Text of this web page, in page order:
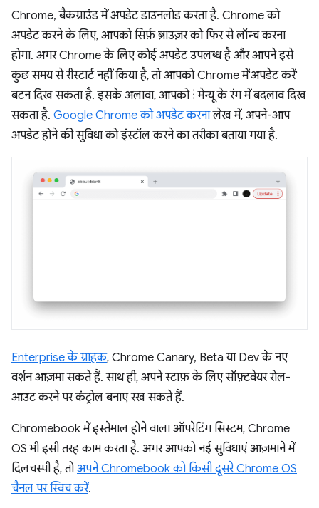
Chrome, बैकग्राउंड में अपडेट डाउनलोड करता है. Chrome को
अपडेट करने के लिए, आपको सिर्फ़ ब्राउज़र को फिर से लॉन्च करना
होगा. अगर Chrome के लिए कोई अपडेट उपलब्ध है और आपने इसे
कुछ समय से रीस्टार्ट नहीं किया है, तो आपको Chrome में'अपडेट करें'
बटन दिख सकता है. इसके अलावा, आपको ⋮ मेन्यू के रंग में बदलाव दिख
सकता है. Google Chrome को अपडेट करनालेख में, अपने-आप
अपडेट होने की सुविधा को इंस्टॉल करने का तरीका बताया गया है.
Enterprise के ग्राहक, Chrome Canary, Beta या Dev के नए
वर्शन आज़मा सकते हैं. साथ ही, अपने स्टाफ़ के लिए सॉफ़्टवेयर रोल-
आउट करने पर कंट्रोल बनाए रख सकते हैं.
Chromebook में इस्तेमाल होने वाला ऑपरेटिंग सिस्टम, Chrome
OS भी इसी तरह काम करता है. अगर आपको नई सुविधाएं आज़माने में
दिलचस्पी है, तोअपने Chromebook को किसी दूसरे Chrome OS
चैनल पर स्विच करें.